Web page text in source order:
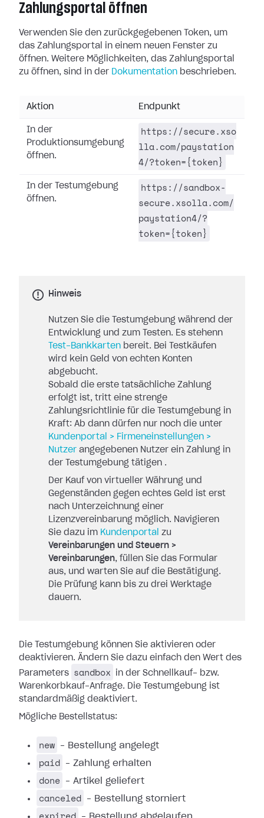
Zahlungsportal öffnen
Verwenden Sie den zurückgegebenen Token, um
das Zahlungsportal in einem neuen Fenster zu
öffnen. Weitere Möglichkeiten, das Zahlungsportal
zu öffnen, sind in der Dokumentation beschrieben.
Aktion Endpunkt
In der
Produktionsumgebung
öffnen.
https://secure.xso
lla.com/paystation
4/?token={token}
In der Testumgebung
öffnen.
https://sandbox-
secure.xsolla.com/
paystation4/?
token={token}
Hinweis
Nutzen Sie die Testumgebung während der
Entwicklung und zum Testen. Es stehenn
Test-Bankkarten bereit. Bei Testkäufen
wird kein Geld von echten Konten
abgebucht.
Sobald die erste tatsächliche Zahlung
erfolgt ist, tritt eine strenge
Zahlungsrichtlinie für die Testumgebung in
Kraft: Ab dann dürfen nur noch die unter
Kundenportal > Firmeneinstellungen >
Nutzer angegebenen Nutzer ein Zahlung in
der Testumgebung tätigen .
Der Kauf von virtueller Währung und
Gegenständen gegen echtes Geld ist erst
nach Unterzeichnung einer
Lizenzvereinbarung möglich. Navigieren
Sie dazu im Kundenportal zu
Vereinbarungen und Steuern >
Vereinbarungen, füllen Sie das Formular
aus, und warten Sie auf die Bestätigung.
Die Prüfung kann bis zu drei Werktage
dauern.
Die Testumgebung können Sie aktivieren oder
deaktivieren. Ändern Sie dazu einfach den Wert des
Parameters
sandbox
in der Schnellkauf- bzw.
Warenkorbkauf-Anfrage. Die Testumgebung ist
standardmäßig deaktiviert.
Mögliche Bestellstatus:
new – Bestellung angelegt
paid – Zahlung erhalten
done – Artikel geliefert
canceled – Bestellung storniert